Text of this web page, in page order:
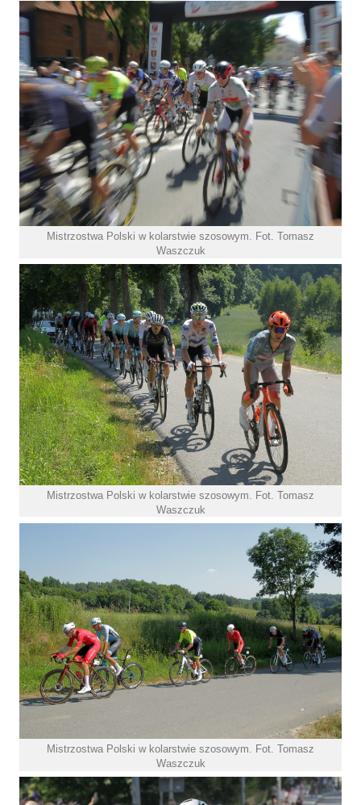
Mistrzostwa Polski w kolarstwie szosowym. Fot. Tomasz
Waszczuk
Mistrzostwa Polski w kolarstwie szosowym. Fot. Tomasz
Waszczuk
Mistrzostwa Polski w kolarstwie szosowym. Fot. Tomasz
Waszczuk